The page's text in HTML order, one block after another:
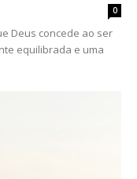
0
Deus concede ao ser
equilibrada e uma